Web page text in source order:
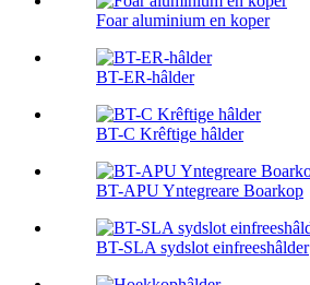
Foar aluminium en koper
BT-ER-hâlder
BT-C Krêftige hâlder
BT-APU Yntegreare Boarkop
BT-SLA sydslot einfreeshâlder